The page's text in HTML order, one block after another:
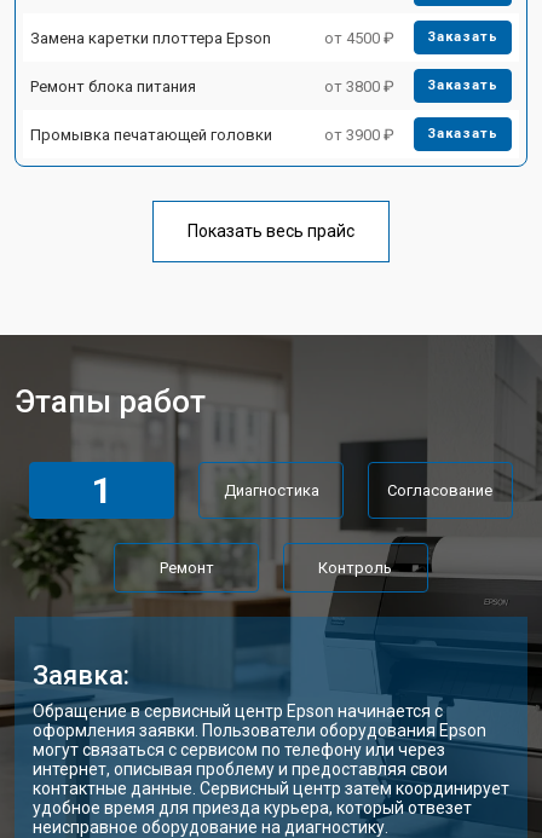
Замена каретки плоттера Epson от 4500 ₽ Заказать
Ремонт блока питания от 3800 ₽ Заказать
Промывка печатающей головки от 3900 ₽ Заказать
Показать весь прайс
Этапы работ
1 Диагностика Согласование
Ремонт Контроль
Заявка:
Обращение в сервисный центр Epson начинается с
оформления заявки. Пользователи оборудования Epson
могут связаться с сервисом по телефону или через
интернет, описывая проблему и предоставляя свои
контактные данные. Сервисный центр затем координирует
удобное время для приезда курьера, который отвезет
неисправное оборудование на диагностику.